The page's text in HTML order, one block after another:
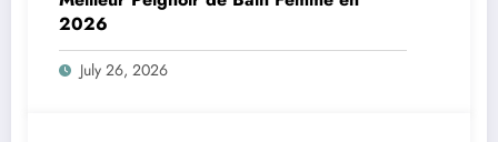
2026
July 26, 2026